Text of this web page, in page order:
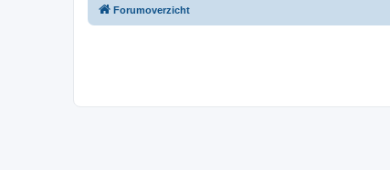
Forumoverzicht